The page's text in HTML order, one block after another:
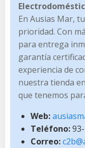
En Ausias Mar,
prioridad. Con
para entrega
garantía
experiencia de
nuestra tienda
que tenemos
Web:
Teléfono:
Correo: